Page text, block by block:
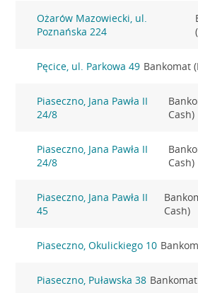
Ożarów Mazowiecki, ul.
Poznańska 224
Pęcice, ul. Parkowa 49 Bankomat
Piaseczno, Jana Pawła II
24/8
Cash)
Piaseczno, Jana Pawła II
24/8
Cash)
Piaseczno, Jana Pawła II
45
Cash)
Piaseczno, Okulickiego 10
Piaseczno, Puławska 38